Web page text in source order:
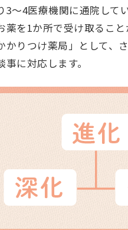
3～4医療機関に通院して
薬を1か所で受け取るこ
かりつけ薬局」として、
事に対応します。